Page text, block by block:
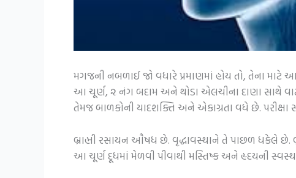
મગજની નબળાઈ જો વધારે પ્રમાણમાં હોય તો, તેના
આ ચૂર્ણ, ૨ નંગ બદામ અને થોડા એલચીના દાણા સાથે
તેમજ બાળકોની યાદશક્તિ અને એકાગ્રતા વધે છે.
બ્રાહ્મી રસાયન ઔષધ છે. વૃદ્ધાવસ્થાને તે પાછળ ધકેલે
આ ચૂર્ણ દૂધમાં મેળવી પીવાથી મસ્તિષ્ક અને હૃદયની